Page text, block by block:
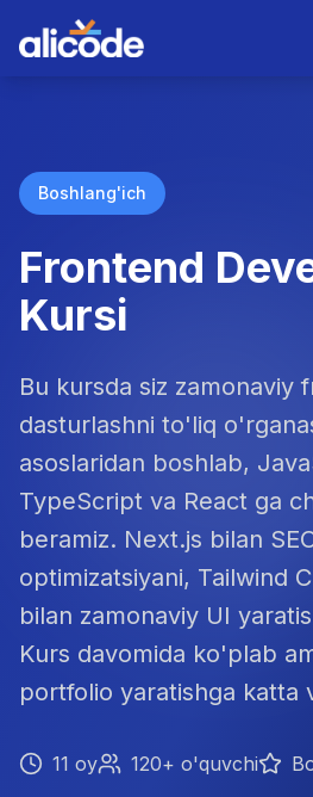
Boshlang'ich
Frontend
Kursi
Bu kursda siz zamonaviy
dasturlashni to'liq
asoslaridan boshlab,
TypeScript va React ga
beramiz. Next.js bilan
optimizatsiyani, Tailwind
bilan zamonaviy UI
Kurs davomida ko'plab
portfolio yaratishga katta
11 oy 120+ o'quvchi